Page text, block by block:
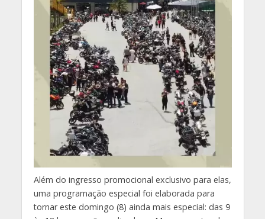
Além do ingresso promocional exclusivo para elas,
uma programação especial foi elaborada para
tornar este domingo (8) ainda mais especial: das 9